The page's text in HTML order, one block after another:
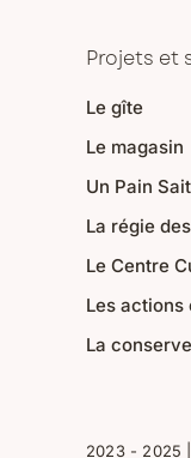
Projets et
Le gîte
Le magasin
Un Pain
La régie
Le Centre
Les
La
2023 - 2025